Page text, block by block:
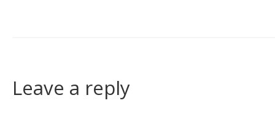
Leave a reply